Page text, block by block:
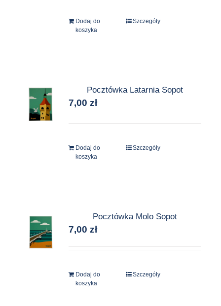
Dodaj do
koszyka
Szczegóły
Pocztówka Latarnia Sopot
7,00zł
Dodaj do
koszyka
Szczegóły
Pocztówka Molo Sopot
7,00zł
Dodaj do
koszyka
Szczegóły